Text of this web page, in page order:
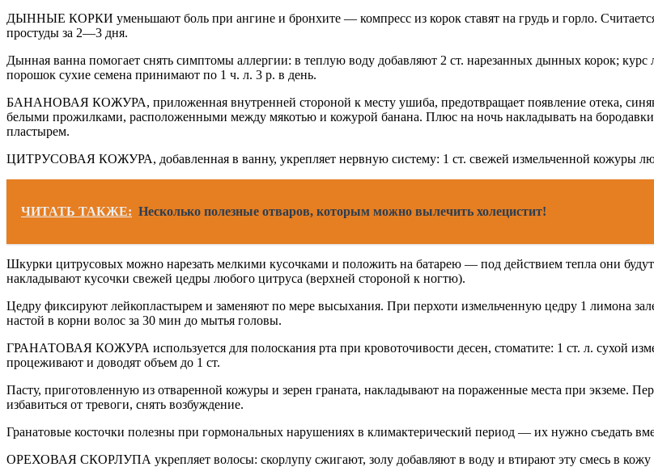
ДЫННЫЕ КОРКИ уменьшают боль при ангине и бронхите — компресс из корок ставят на грудь и горло.
простуды за 2—3 дня.
Дынная ванна помогает снять симптомы аллергии: в теплую воду добавляют 2 ст. нарезанных дынных корок;
порошок сухие семена принимают по 1 ч. л. 3 р. в день.
БАНАНОВАЯ КОЖУРА, приложенная внутренней стороной к месту ушиба, предотвращает появление отека,
белыми прожилками, расположенными между мякотью и кожурой банана. Плюс на ночь накладывать на
пластырем.
ЦИТРУСОВАЯ КОЖУРА, добавленная в ванну, укрепляет нервную систему: 1 ст. свежей измельченной кожуры
ЧИТАТЬ ТАКЖЕ: Несколько полезные отваров, которым можно вылечить холецистит!
Шкурки цитрусовых можно нарезать мелкими кусочками и положить на батарею — под действием тепла они
накладывают кусочки свежей цедры любого цитруса (верхней стороной к ногтю).
Цедру фиксируют лейкопластырем и заменяют по мере высыхания. При перхоти измельченную цедру 1 лимона
настой в корни волос за 30 мин до мытья головы.
ГРАНАТОВАЯ КОЖУРА используется для полоскания рта при кровоточивости десен, стоматите: 1 ст. л. сухой
процеживают и доводят объем до 1 ст.
Пасту, приготовленную из отваренной кожуры и зерен граната, накладывают на пораженные места при экземе.
избавиться от тревоги, снять возбуждение.
Гранатовые косточки полезны при гормональных нарушениях в климактерический период — их нужно съедать
ОРЕХОВАЯ СКОРЛУПА укрепляет волосы: скорлупу сжигают, золу добавляют в воду и втирают эту смесь в кожу